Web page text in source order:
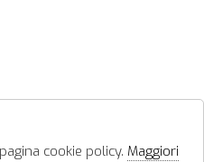
cookie policy. Maggiori